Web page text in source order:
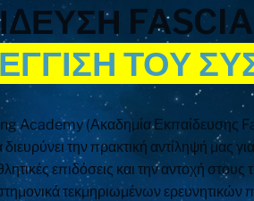
FASCIA
ΤΟΥ
Academy (Ακαδημία Εκπαίδευσης
την πρακτική αντίληψή μας
επιδόσεις και την αντοχή
τεκμηριωμένων